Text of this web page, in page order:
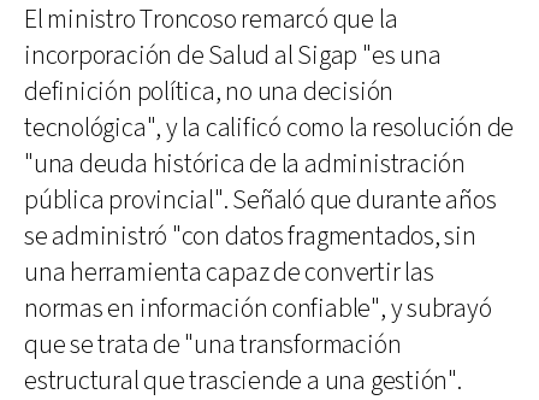
El ministro Troncoso remarcó que la
incorporación de Salud al Sigap "es una
definición política, no una decisión
tecnológica", y la calificó como la resolución de
"una deuda histórica de la administración
pública provincial". Señaló que durante años
se administró "con datos fragmentados, sin
una herramienta capaz de convertir las
normas en información confiable", y subrayó
que se trata de "una transformación
estructural que trasciende a una gestión".